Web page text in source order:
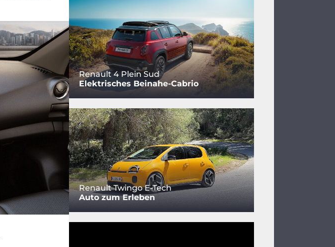
Renault 4 Plein Sud
Elektrisches Beinahe-Cabrio
Renault Twingo E-Tech
Auto zum Erleben